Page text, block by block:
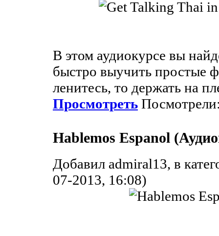
В этом аудиокурсе вы
быстро выучить простые
ленитесь, то держать на
Просмотреть
Hablemos Espanol
Добавил admiral13, в
07-2013, 16:08)